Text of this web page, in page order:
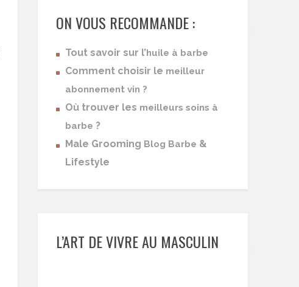
ON VOUS RECOMMANDE :
Tout savoir sur l’huile à barbe
Comment choisir le meilleur
abonnement vin ?
Où trouver les meilleurs soins à
barbe ?
Male Grooming Blog Barbe &
Lifestyle
L’ART DE VIVRE AU MASCULIN